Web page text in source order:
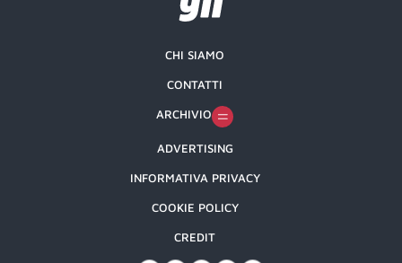
CHI SIAMO
CONTATTI
ARCHIVIO
ADVERTISING
INFORMATIVA PRIVACY
COOKIE POLICY
CREDIT